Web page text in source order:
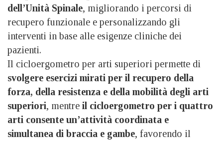
dell’Unità Spinale, migliorando i percorsi di
recupero funzionale e personalizzando gli
interventi in base alle esigenze cliniche dei
pazienti.
Il cicloergometro per arti superiori permette di
svolgere esercizi mirati per il recupero della
forza, della resistenza e della mobilità degli arti
superiori, mentre il cicloergometro per i quattro
arti consente un’attività coordinata e
simultanea di braccia e gambe, favorendo il